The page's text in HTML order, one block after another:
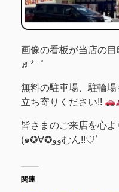
画像の看板が当店の目
♬*゜
無料の駐車場、駐輪
立ち寄りください!!
皆さまのご来店を心
(๑✪∀✪ووむん!!♡ﾞ
関連